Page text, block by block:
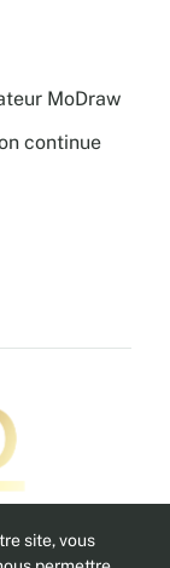
MoDraw
continue
site, vous